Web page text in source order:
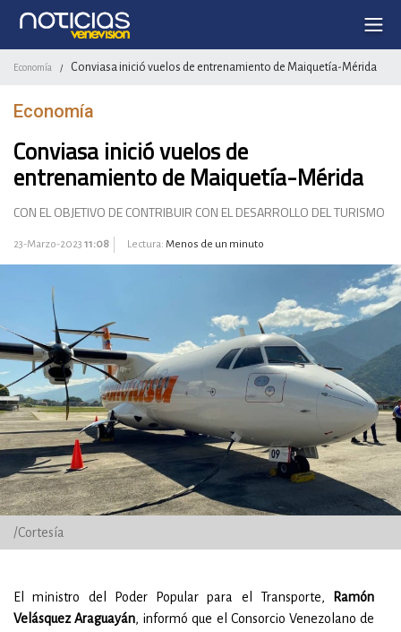
Economía / Conviasa inició vuelos de entrenamiento de Maiquetía-Mérida
Economía
Conviasa inició vuelos de
entrenamiento de Maiquetía-Mérida
CON EL OBJETIVO DE CONTRIBUIR CON EL DESARROLLO DEL TURISMO
23-Marzo-2023 11:08 Lectura: Menos de un minuto
/Cortesía
El ministro del Poder Popular para el Transporte,
Ramón
Velásquez Araguayán, informó que el Consorcio Venezolano de